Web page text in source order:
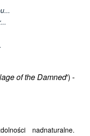
of the Damned') -
nadnaturalne.